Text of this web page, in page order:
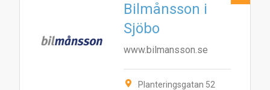
Bilmånsson i
Sjöbo
www.bilmansson.se
Planteringsgatan 52